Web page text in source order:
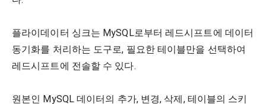
플라이데이터 싱크는 MySQL로부터 레드시프트에 데이터
동기화를 처리하는 도구로, 필요한 테이블만을 선택하여
레드시프트에 전솔할 수 있다.
원본인 MySQL 데이터의 추가, 변경, 삭제, 테이블의 스키